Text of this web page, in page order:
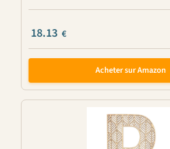
18.13 €
Acheter sur Amazon